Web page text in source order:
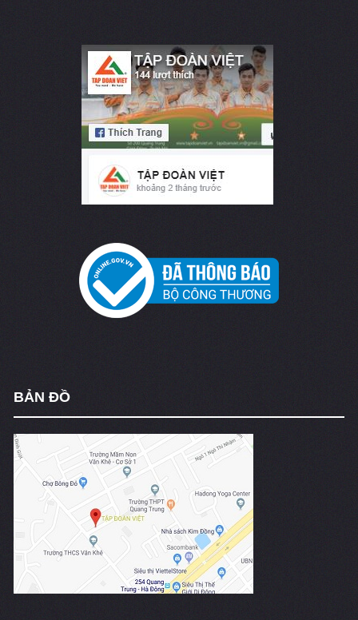
BẢN ĐỒ